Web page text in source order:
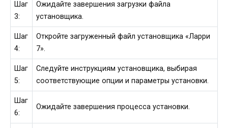
Шаг
3:
Ожидайте завершения загрузки файла
установщика.
Шаг
4:
Откройте загруженный файл установщика «Ларри
7».
Шаг
5:
Следуйте инструкциям установщика, выбирая
соответствующие опции и параметры установки.
Шаг
6:
Ожидайте завершения процесса установки.